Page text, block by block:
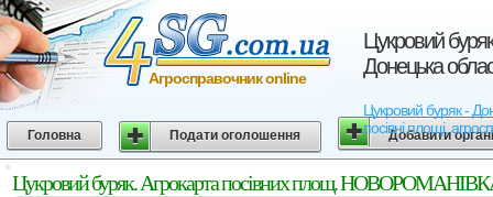
Цукровий
Донецька
Цукровий буряк -
посівні площі,
Агросправочник online
Головна Подати оголошення Добавити
Цукровий буряк. Агрокарта посівних площ.